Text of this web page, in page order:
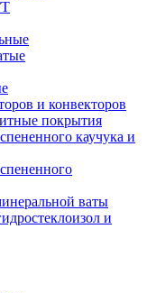
и конвекторов
покрытия
каучука и
ваты
и